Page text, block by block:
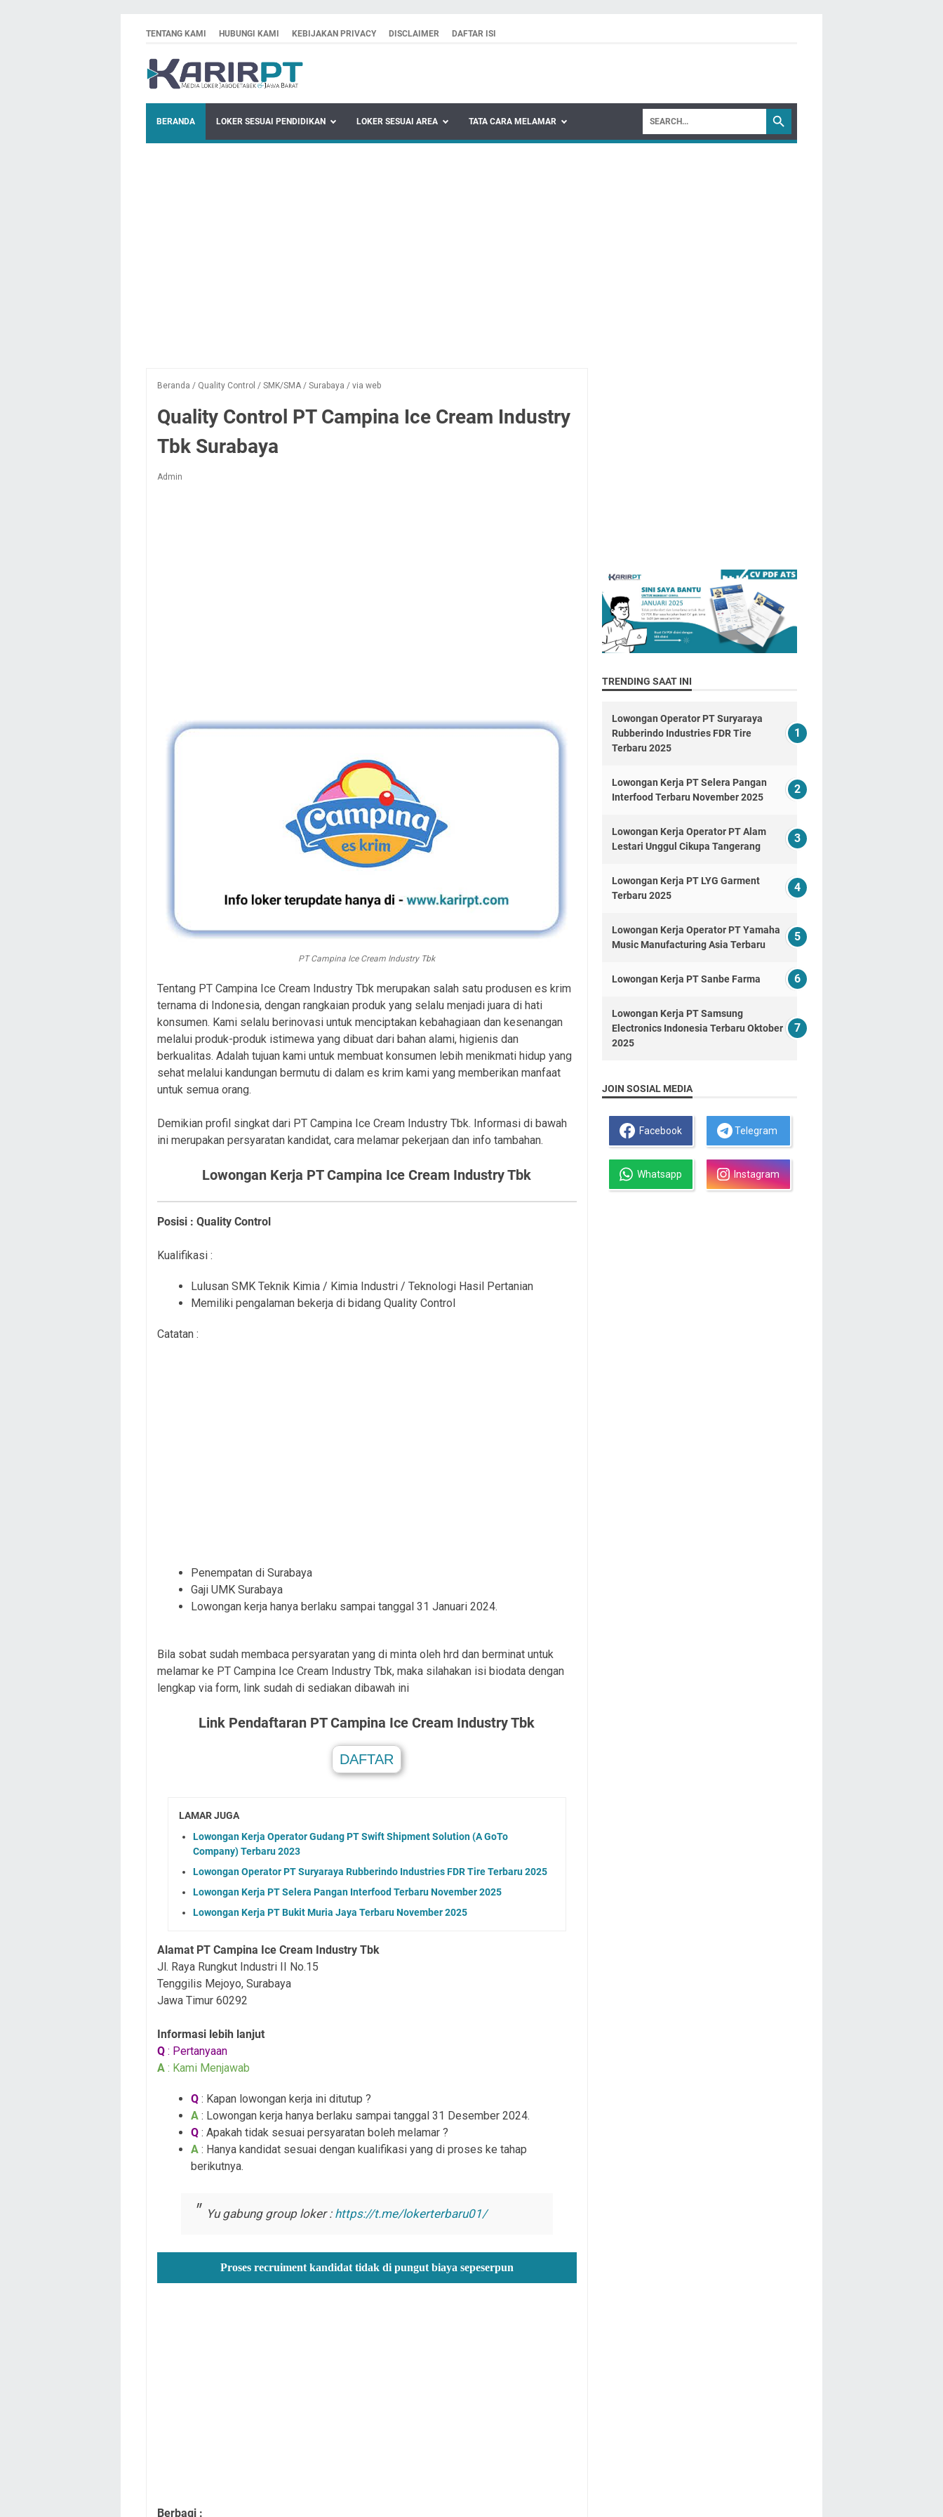
TENTANG KAMI HUBUNGI KAMI KEBIJAKAN PRIVACY DISCLAIMER DAFTAR ISI
BERANDA LOKER SESUAI PENDIDIKAN LOKER SESUAI AREA TATA CARA MELAMAR
Beranda / Quality Control / SMK/SMA / Surabaya / via web
Quality Control PT Campina Ice Cream Industry
Tbk Surabaya
Admin
PT Campina Ice Cream Industry Tbk
Tentang PT Campina Ice Cream Industry Tbk merupakan salah satu produsen es krim
ternama di Indonesia, dengan rangkaian produk yang selalu menjadi juara di hati
konsumen. Kami selalu berinovasi untuk menciptakan kebahagiaan dan kesenangan
melalui produk-produk istimewa yang dibuat dari bahan alami, higienis dan
berkualitas. Adalah tujuan kami untuk membuat konsumen lebih menikmati hidup yang
sehat melalui kandungan bermutu di dalam es krim kami yang memberikan manfaat
untuk semua orang.
Demikian profil singkat dari PT Campina Ice Cream Industry Tbk. Informasi di bawah
ini merupakan persyaratan kandidat, cara melamar pekerjaan dan info tambahan.
Lowongan Kerja PT Campina Ice Cream Industry Tbk
Posisi : Quality Control
Kualifikasi :
Lulusan SMK Teknik Kimia / Kimia Industri / Teknologi Hasil Pertanian
Memiliki pengalaman bekerja di bidang Quality Control
Catatan :
Penempatan di Surabaya
Gaji UMK Surabaya
Lowongan kerja hanya berlaku sampai tanggal 31 Januari 2024.
Bila sobat sudah membaca persyaratan yang di minta oleh hrd dan berminat untuk
melamar ke PT Campina Ice Cream Industry Tbk, maka silahakan isi biodata dengan
lengkap via form, link sudah di sediakan dibawah ini
Link Pendaftaran PT Campina Ice Cream Industry Tbk
DAFTAR
.
LAMAR JUGA
Lowongan Kerja Operator Gudang PT Swift Shipment Solution (A GoTo
Company) Terbaru 2023
Lowongan Operator PT Suryaraya Rubberindo Industries FDR Tire Terbaru 2025
Lowongan Kerja PT Selera Pangan Interfood Terbaru November 2025
Lowongan Kerja PT Bukit Muria Jaya Terbaru November 2025
Alamat PT Campina Ice Cream Industry Tbk
Jl. Raya Rungkut Industri II No.15
Tenggilis Mejoyo, Surabaya
Jawa Timur 60292
Informasi lebih lanjut
Q : Pertanyaan
A : Kami Menjawab
Q : Kapan lowongan kerja ini ditutup ?
A : Lowongan kerja hanya berlaku sampai tanggal 31 Desember 2024.
Q : Apakah tidak sesuai persyaratan boleh melamar ?
A : Hanya kandidat sesuai dengan kualifikasi yang di proses ke tahap
berikutnya.
Yu gabung group loker : https://t.me/lokerterbaru01/
Proses recruiment kandidat tidak di pungut biaya sepeserpun
Berbagi :
TRENDING SAAT INI
Lowongan Operator PT Suryaraya
Rubberindo Industries FDR Tire
Terbaru 2025
Lowongan Kerja PT Selera Pangan
Interfood Terbaru November 2025
Lowongan Kerja Operator PT Alam
Lestari Unggul Cikupa Tangerang
Lowongan Kerja PT LYG Garment
Terbaru 2025
Lowongan Kerja Operator PT Yamaha
Music Manufacturing Asia Terbaru
Lowongan Kerja PT Sanbe Farma
Lowongan Kerja PT Samsung
Electronics Indonesia Terbaru Oktober
2025
JOIN SOSIAL MEDIA
Facebook Telegram
Whatsapp Instagram